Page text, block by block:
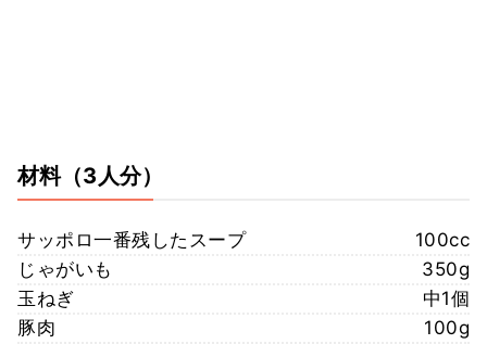
材料（3人分）
サッポロ一番残したスープ
100cc
じゃがいも
350g
玉ねぎ
中1個
豚肉
100g